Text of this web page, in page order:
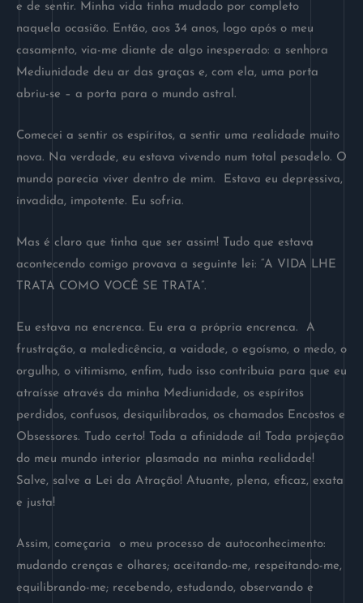
e de sentir. Minha vida tinha mudado por completo
naquela ocasião. Então, aos 34 anos, logo após o meu
casamento, via-me diante de algo inesperado: a senhora
Mediunidade deu ar das graças e, com ela, uma porta
abriu-se – a porta para o mundo astral.
Comecei a sentir os espíritos, a sentir uma realidade muito
nova. Na verdade, eu estava vivendo num total pesadelo. O
mundo parecia viver dentro de mim. Estava eu depressiva,
invadida, impotente. Eu sofria.
Mas é claro que tinha que ser assim! Tudo que estava
acontecendo comigo provava a seguinte lei: “A VIDA LHE
TRATA COMO VOCÊ SE TRATA”.
Eu estava na encrenca. Eu era a própria encrenca. A
frustração, a maledicência, a vaidade, o egoísmo, o medo, o
orgulho, o vitimismo, enfim, tudo isso contribuia para que eu
atraísse através da minha Mediunidade, os espíritos
perdidos, confusos, desiquilibrados, os chamados Encostos e
Obsessores. Tudo certo! Toda a afinidade aí! Toda projeção
do meu mundo interior plasmada na minha realidade!
Salve, salve a Lei da Atração! Atuante, plena, eficaz, exata
e justa!
Assim, começaria o meu processo de autoconhecimento:
mudando crenças e olhares; aceitando-me, respeitando-me,
equilibrando-me; recebendo, estudando, observando e